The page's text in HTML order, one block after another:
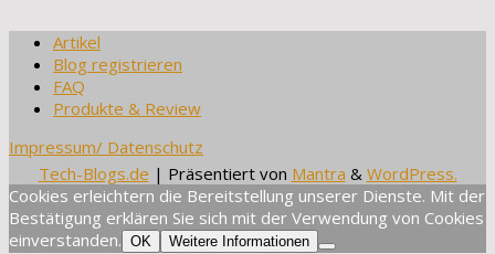
Artikel
Blog registrieren
FAQ
Produkte & Review
Impressum/ Datenschutz
Tech-Blogs.de | Präsentiert von Mantra & WordPress.
Cookies erleichtern die Bereitstellung unserer Dienste. Mit der
Bestätigung erklären Sie sich mit der Verwendung von Cookies
einverstanden. OK Weitere Informationen